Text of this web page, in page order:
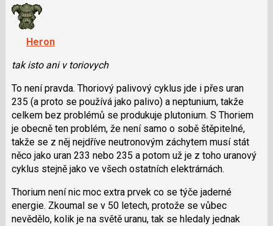
nový
názor
názor.
K
navigaci
použít
klávesy
N
pro
následující
a
P
pro
předchozí
nový
názor
Heron
tak isto ani v toriovych
To není pravda. Thoriový palivový cyklus jde i přes uran
235 (a proto se používá jako palivo) a neptunium, takže
celkem bez problémů se produkuje plutonium. S Thoriem
je obecně ten problém, že není samo o sobě štěpitelné,
takže se z něj nejdříve neutronovým záchytem musí stát
něco jako uran 233 nebo 235 a potom už je z toho uranový
cyklus stejně jako ve všech ostatních elektrárnách.
Thorium není nic moc extra prvek co se týče jaderné
energie. Zkoumal se v 50 letech, protože se vůbec
nevědělo, kolik je na světě uranu, tak se hledaly jednak